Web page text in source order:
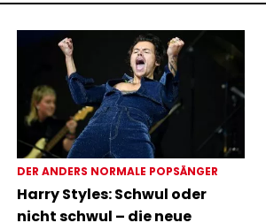
DER ANDERS NORMALE POPSÄNGER
Harry Styles: Schwul oder
nicht schwul – die neue